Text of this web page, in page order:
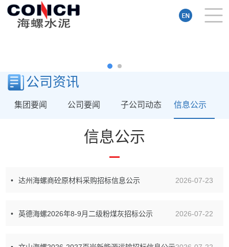
公司资讯
集团要闻 公司要闻 子公司动态 信息公示
信息公示
达州海螺商砼原材料采购招标信息公示 2026-07-23
英德海螺2026年8-9月二级粉煤灰招标公示 2026-07-22